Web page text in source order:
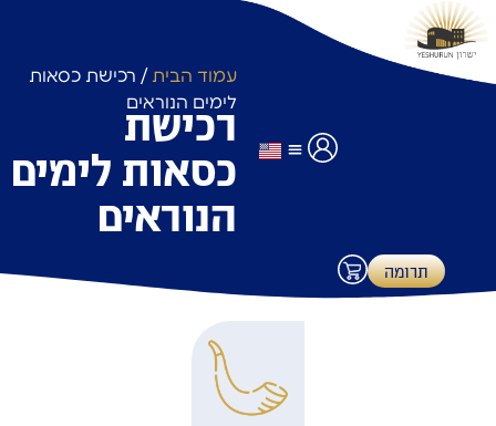
תרומה
עמוד הבית / רכישת כסאות
לימים הנוראים
רכישת
כסאות לימים
הנוראים